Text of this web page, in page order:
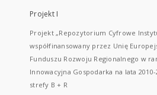
Projekt I
Projekt „Repozytorium Cyfrowe
współfinansowany przez Unię
Funduszu Rozwoju Regionalnego w
Innowacyjna Gospodarka na lata
strefy B + R